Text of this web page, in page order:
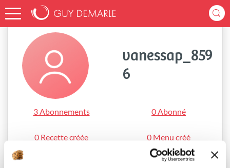
Accueil vanessap_8596
vanessap_859
6
3 Abonnements 0 Abonné
0 Recette créée 0 Menu créé